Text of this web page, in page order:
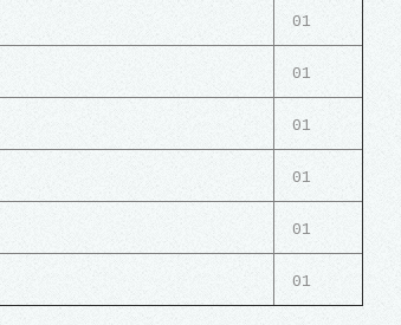
01
01
01
01
01
01